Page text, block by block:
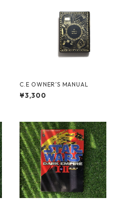
C.E OWNER’S MANUAL
¥3,300